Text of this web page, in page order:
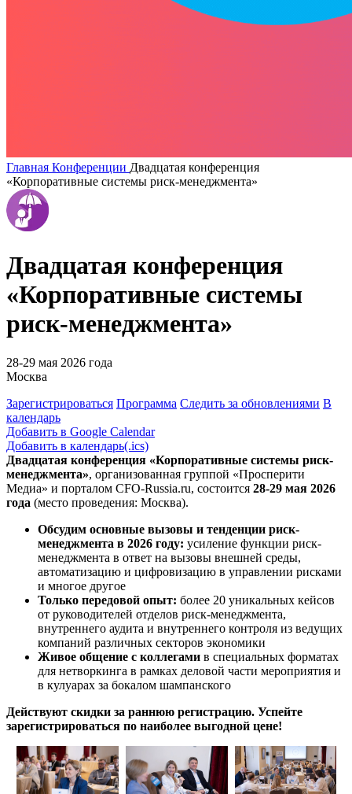
Главная Конференции Двадцатая конференция
«Корпоративные системы риск-менеджмента»
Двадцатая конференция
«Корпоративные системы
риск-менеджмента»
28-29 мая 2026 года
Москва
Зарегистрироваться Программа Следить за обновлениями В
календарь
Добавить в Google Calendar
Добавить в календарь(.ics)
Двадцатая конференция «Корпоративные системы риск-
менеджмента», организованная группой «Просперити
Медиа» и порталом CFO-Russia.ru, состоится 28-29 мая 2026
года (место проведения: Москва).
Обсудим основные вызовы и тенденции риск-
менеджмента в 2026 году: усиление функции риск-
менеджмента в ответ на вызовы внешней среды,
автоматизацию и цифровизацию в управлении рисками
и многое другое
Только передовой опыт: более 20 уникальных кейсов
от руководителей отделов риск-менеджмента,
внутреннего аудита и внутреннего контроля из ведущих
компаний различных секторов экономики
Живое общение с коллегами в специальных форматах
для нетворкинга в рамках деловой части мероприятия и
в кулуарах за бокалом шампанского
Действуют скидки за раннюю регистрацию. Успейте
зарегистрироваться по наиболее выгодной цене!